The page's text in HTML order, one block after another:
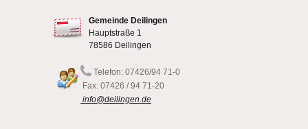
Gemeinde Deilingen
Hauptstraße 1
78586 Deilingen
Telefon: 07426/94 71-0
Fax: 07426 / 94 71-20
info@deilingen.de